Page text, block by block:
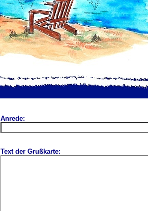
Anrede:
Text der Grußkarte: